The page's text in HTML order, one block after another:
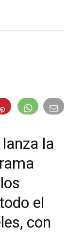
la
el
con